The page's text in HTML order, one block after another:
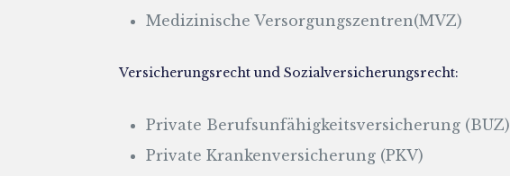
Medizinische Versorgungszentren(MVZ)
Versicherungsrecht und Sozialversicherungsrecht:
Private Berufsunfähigkeitsversicherung (BUZ)
Private Krankenversicherung (PKV)